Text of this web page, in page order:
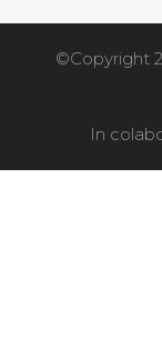
©Copyright
In